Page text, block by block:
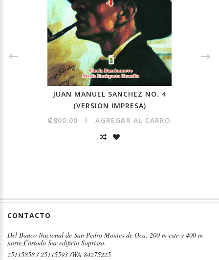
JUAN MANUEL SANCHEZ NO. 4
(VERSION IMPRESA)
₡800.00
AGREGAR AL CARRO
CONTACTO
Del Banco Nacional de San Pedro Montes de Oca, 200 m este y 400 m
norte,Costado Sur edificio Saprissa.
25115858 / 25115593 /WA 84275225